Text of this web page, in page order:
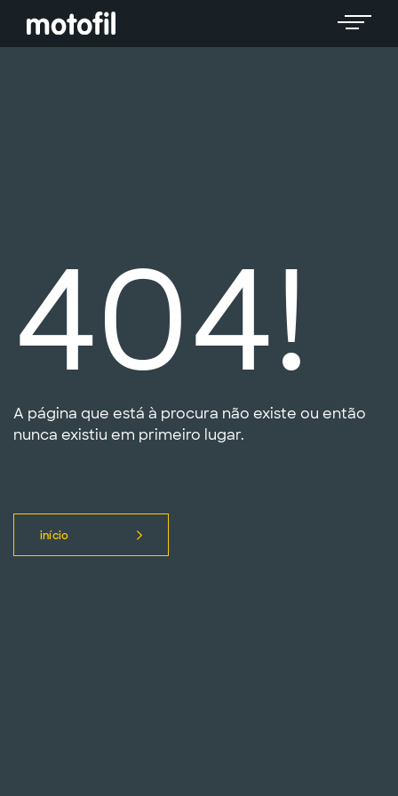
404!
A página que está à procura não existe ou então
nunca existiu em primeiro lugar.
início